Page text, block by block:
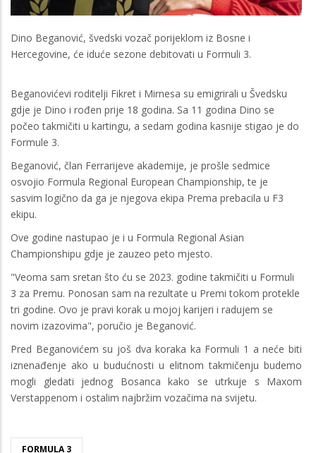
Dino Beganović, švedski vozač porijeklom iz Bosne i
Hercegovine, će iduće sezone debitovati u Formuli 3.
Beganovićevi roditelji Fikret i Mirnesa su emigrirali u Švedsku
gdje je Dino i rođen prije 18 godina. Sa 11 godina Dino se
počeo takmičiti u kartingu, a sedam godina kasnije stigao je do
Formule 3.
Beganović, član Ferrarijeve akademije, je prošle sedmice
osvojio Formula Regional European Championship, te je
sasvim logično da ga je njegova ekipa Prema prebacila u F3
ekipu.
Ove godine nastupao je i u Formula Regional Asian
Championshipu gdje je zauzeo peto mjesto.
"Veoma sam sretan što ću se 2023. godine takmičiti u Formuli
3 za Premu. Ponosan sam na rezultate u Premi tokom protekle
tri godine. Ovo je pravi korak u mojoj karijeri i radujem se
novim izazovima", poručio je Beganović.
Pred Beganovićem su još dva koraka ka Formuli 1 a neće biti
iznenađenje ako u budućnosti u elitnom takmičenju budemo
mogli gledati jednog Bosanca kako se utrkuje s Maxom
Verstappenom i ostalim najbržim vozačima na svijetu.
FORMULA 3